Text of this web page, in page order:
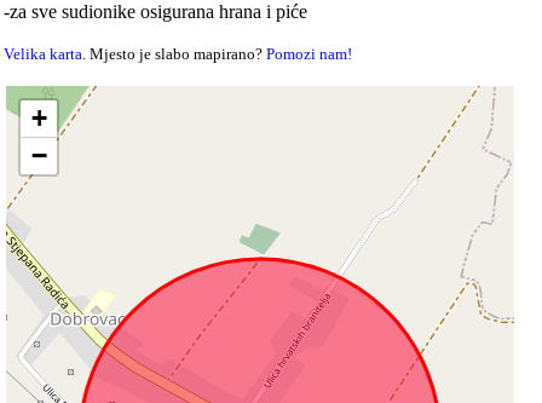
-za sve sudionike osigurana hrana i piće
Velika karta. Mjesto je slabo mapirano?Pomozi nam!
+
−